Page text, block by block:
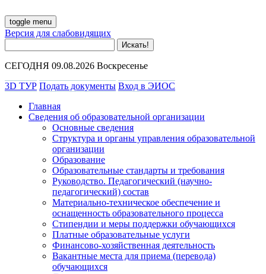
toggle menu
Версия для слабовидящих
СЕГОДНЯ 09.08.2026 Воскресенье
3D ТУР Подать документы Вход в ЭИОС
Главная
Сведения об образовательной организации
Основные сведения
Структура и органы управления образовательной
организации
Образование
Образовательные стандарты и требования
Руководство. Педагогический (научно-
педагогический) состав
Материально-техническое обеспечение и
оснащенность образовательного процесса
Стипендии и меры поддержки обучающихся
Платные образовательные услуги
Финансово-хозяйственная деятельность
Вакантные места для приема (перевода)
обучающихся